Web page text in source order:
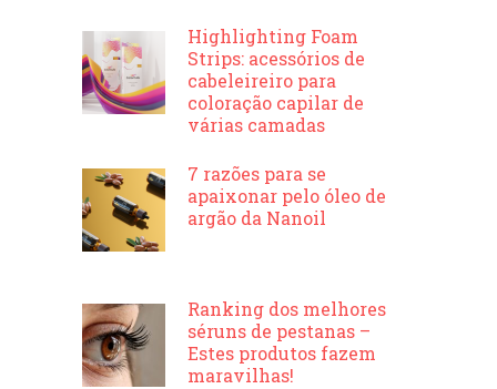
Highlighting Foam
Strips: acessórios de
cabeleireiro para
coloração capilar de
várias camadas
7 razões para se
apaixonar pelo óleo de
argão da Nanoil
Ranking dos melhores
séruns de pestanas –
Estes produtos fazem
maravilhas!